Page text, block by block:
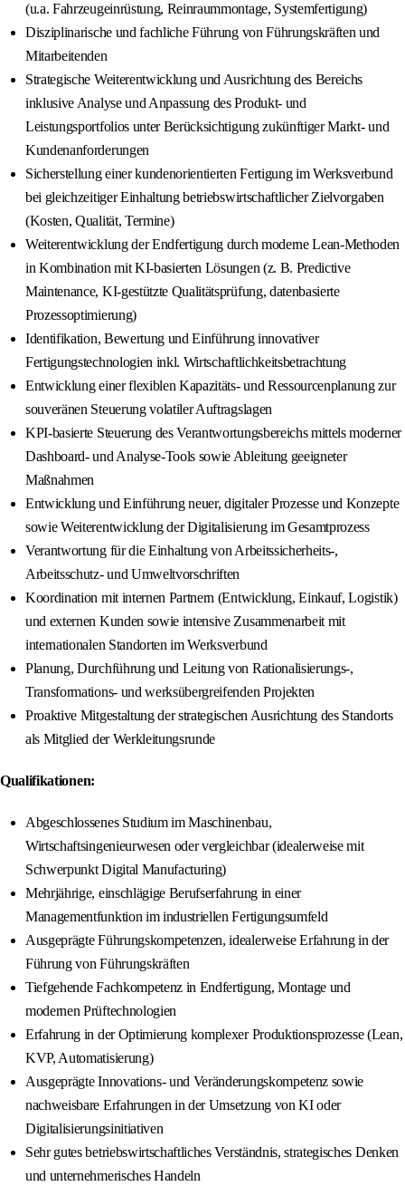
(u.a. Fahrzeugeinrüstung, Reinraummontage, Systemfertigung)
Disziplinarische und fachliche Führung von Führungskräften und
Mitarbeitenden
Strategische Weiterentwicklung und Ausrichtung des Bereichs
inklusive Analyse und Anpassung des Produkt- und
Leistungsportfolios unter Berücksichtigung zukünftiger Markt- und
Kundenanforderungen
Sicherstellung einer kundenorientierten Fertigung im Werksverbund
bei gleichzeitiger Einhaltung betriebswirtschaftlicher Zielvorgaben
(Kosten, Qualität, Termine)
Weiterentwicklung der Endfertigung durch moderne Lean-Methoden
in Kombination mit KI-basierten Lösungen (z. B. Predictive
Maintenance, KI-gestützte Qualitätsprüfung, datenbasierte
Prozessoptimierung)
Identifikation, Bewertung und Einführung innovativer
Fertigungstechnologien inkl. Wirtschaftlichkeitsbetrachtung
Entwicklung einer flexiblen Kapazitäts- und Ressourcenplanung zur
souveränen Steuerung volatiler Auftragslagen
KPI-basierte Steuerung des Verantwortungsbereichs mittels moderner
Dashboard- und Analyse-Tools sowie Ableitung geeigneter
Maßnahmen
Entwicklung und Einführung neuer, digitaler Prozesse und Konzepte
sowie Weiterentwicklung der Digitalisierung im Gesamtprozess
Verantwortung für die Einhaltung von Arbeitssicherheits-,
Arbeitsschutz- und Umweltvorschriften
Koordination mit internen Partnern (Entwicklung, Einkauf, Logistik)
und externen Kunden sowie intensive Zusammenarbeit mit
internationalen Standorten im Werksverbund
Planung, Durchführung und Leitung von Rationalisierungs-,
Transformations- und werksübergreifenden Projekten
Proaktive Mitgestaltung der strategischen Ausrichtung des Standorts
als Mitglied der Werkleitungsrunde
Qualifikationen:
Abgeschlossenes Studium im Maschinenbau,
Wirtschaftsingenieurwesen oder vergleichbar (idealerweise mit
Schwerpunkt Digital Manufacturing)
Mehrjährige, einschlägige Berufserfahrung in einer
Managementfunktion im industriellen Fertigungsumfeld
Ausgeprägte Führungskompetenzen, idealerweise Erfahrung in der
Führung von Führungskräften
Tiefgehende Fachkompetenz in Endfertigung, Montage und
modernen Prüftechnologien
Erfahrung in der Optimierung komplexer Produktionsprozesse (Lean,
KVP, Automatisierung)
Ausgeprägte Innovations- und Veränderungskompetenz sowie
nachweisbare Erfahrungen in der Umsetzung von KI oder
Digitalisierungsinitiativen
Sehr gutes betriebswirtschaftliches Verständnis, strategisches Denken
und unternehmerisches Handeln